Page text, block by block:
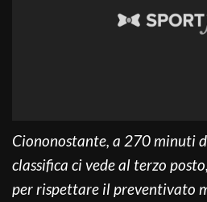
Ciononostante, a 270 minuti
classifica ci vede al terzo
per rispettare il preventivato